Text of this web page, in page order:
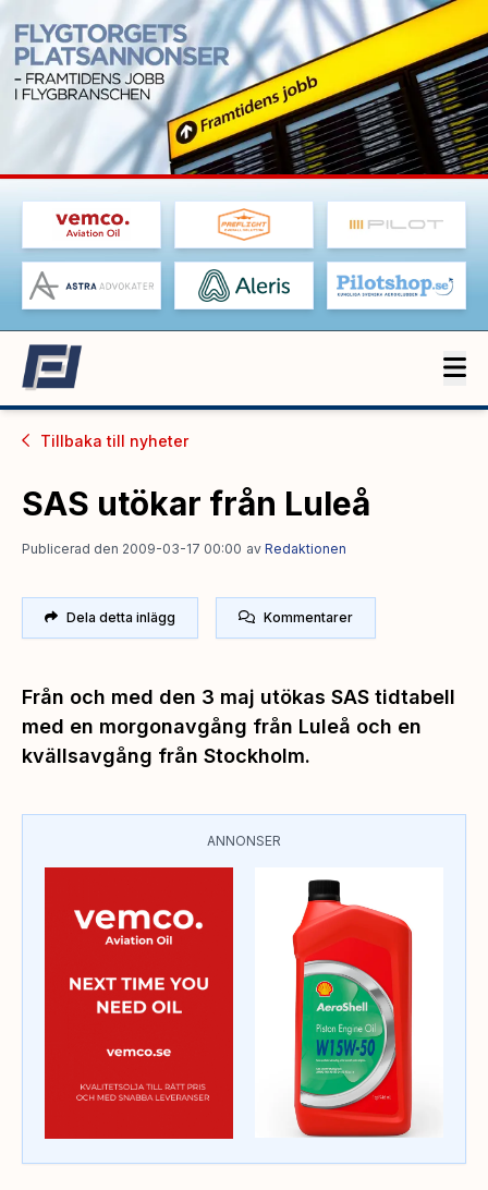
Tillbaka till nyheter
SAS utökar från Luleå
Publicerad den 2009-03-17 00:00 av Redaktionen
Dela detta inlägg Kommentarer
Från och med den 3 maj utökas SAS tidtabell
med en morgonavgång från Luleå och en
kvällsavgång från Stockholm.
ANNONSER